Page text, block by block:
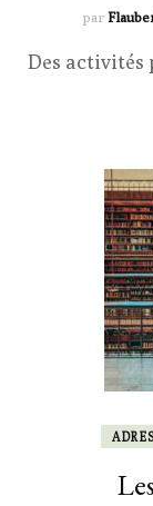
par
Des activités